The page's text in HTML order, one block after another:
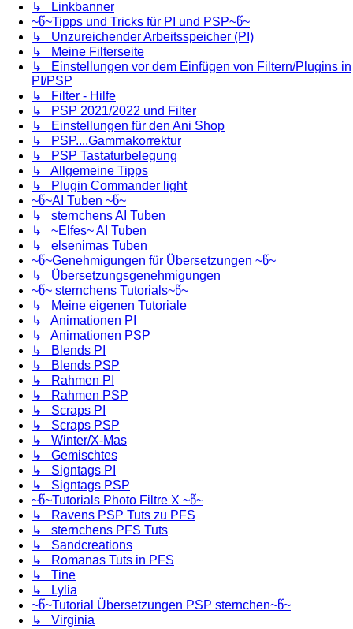
↳ Linkbanner
~წ~Tipps und Tricks für PI und PSP~წ~
↳ Unzureichender Arbeitsspeicher (PI)
↳ Meine Filterseite
↳ Einstellungen vor dem Einfügen von Filtern/Plugins in
PI/PSP
↳ Filter - Hilfe
↳ PSP 2021/2022 und Filter
↳ Einstellungen für den Ani Shop
↳ PSP....Gammakorrektur
↳ PSP Tastaturbelegung
↳ Allgemeine Tipps
↳ Plugin Commander light
~წ~AI Tuben ~წ~
↳ sternchens AI Tuben
↳ ~Elfes~ AI Tuben
↳ elsenimas Tuben
~წ~Genehmigungen für Übersetzungen ~წ~
↳ Übersetzungsgenehmigungen
~წ~ sternchens Tutorials~წ~
↳ Meine eigenen Tutoriale
↳ Animationen PI
↳ Animationen PSP
↳ Blends PI
↳ Blends PSP
↳ Rahmen PI
↳ Rahmen PSP
↳ Scraps PI
↳ Scraps PSP
↳ Winter/X-Mas
↳ Gemischtes
↳ Signtags PI
↳ Signtags PSP
~წ~Tutorials Photo Filtre X ~წ~
↳ Ravens PSP Tuts zu PFS
↳ sternchens PFS Tuts
↳ Sandcreations
↳ Romanas Tuts in PFS
↳ Tine
↳ Lylia
~წ~Tutorial Übersetzungen PSP sternchen~წ~
↳ Virginia